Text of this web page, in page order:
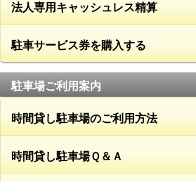
法人専用キャッシュレス精算
駐車サービス券を購入する
駐車場ご利用案内
時間貸し駐車場のご利用方法
時間貸し駐車場Ｑ＆Ａ